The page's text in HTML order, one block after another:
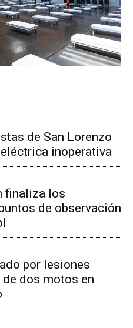
de San Lorenzo
inoperativa
finaliza los
de observación
por lesiones
dos motos en